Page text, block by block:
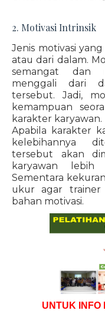
2. Motivasi Intrinsik
Jenis motivasi
atau dari dalam.
semangat dan
menggali dari
tersebut. Jadi,
kemampuan
karakter karyawan.
Apabila karakter
kelebihannya
tersebut akan
karyawan lebih
Sementara
ukur agar trainer
bahan motivasi.
UNTUK